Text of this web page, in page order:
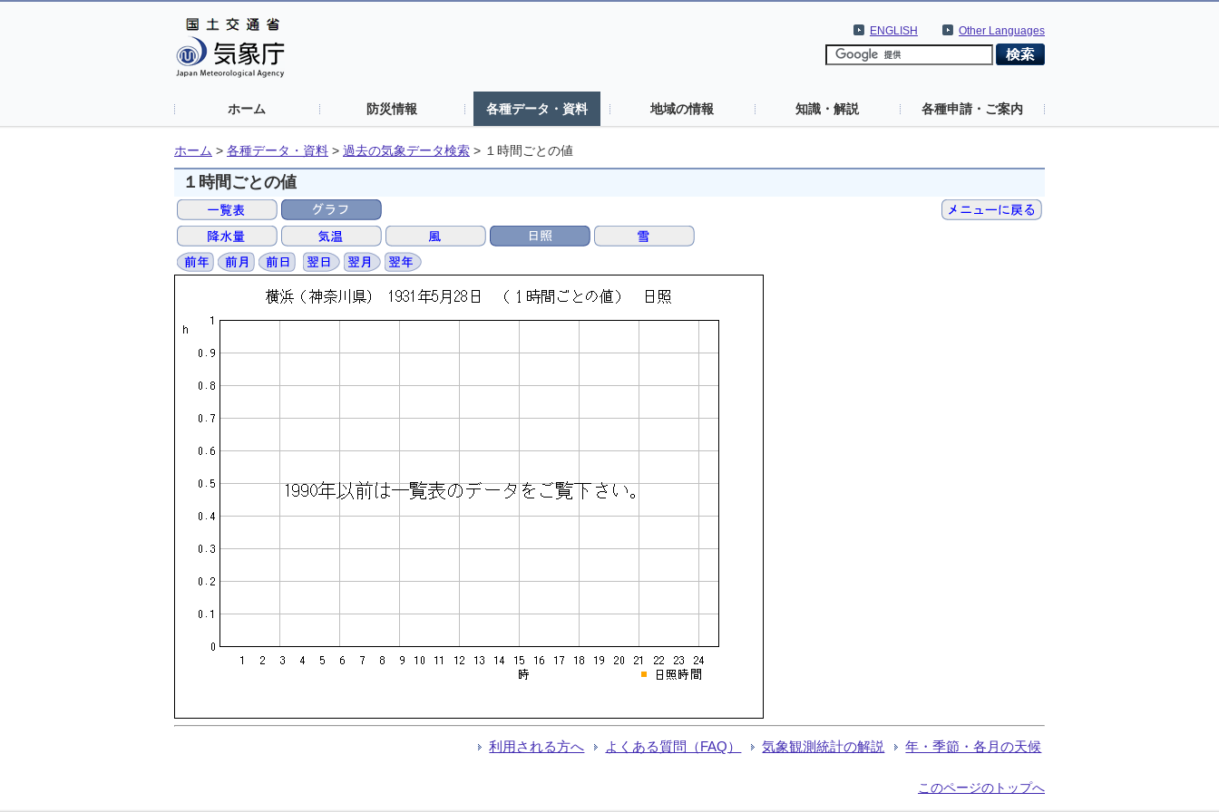
Other Languages
ENGLISH
ホーム 防災情報 各種データ・資料 地域の情報 知識・解説 各種申請・ご案内
ホーム > 各種データ・資料 > 過去の気象データ検索 > １時間ごとの値
１時間ごとの値
利用される方へ よくある質問（FAQ） 気象観測統計の解説 年・季節・各月の天候
このページのトップへ